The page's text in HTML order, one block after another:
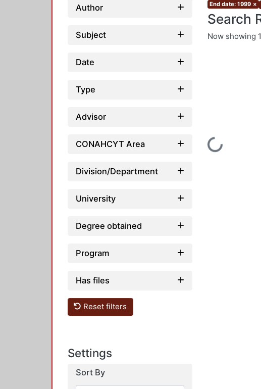
Author
Subject
Date
Type
Advisor
CONAHCYT Area
Division/Department
University
Degree obtained
Program
Has files
Reset filters
Settings
Sort By
End date: 1999 ×
Search
Now showing
Loading...